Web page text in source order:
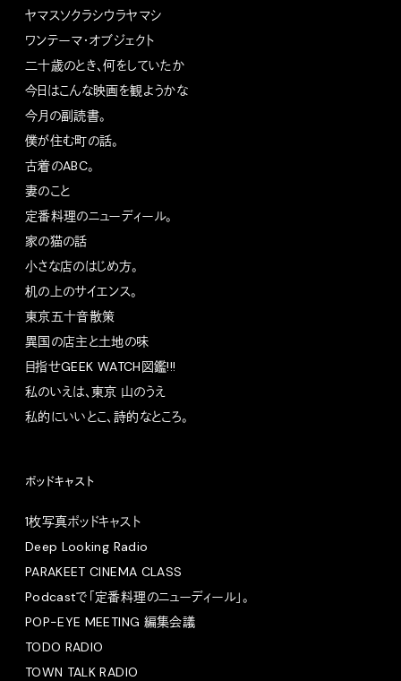
ヤマスソクラシウラヤマシ
ワンテーマ・オブジェクト
二十歳のとき、何をしていたか
今日はこんな映画を観ようかな
今月の副読書。
僕が住む町の話。
古着のABC。
妻のこと
定番料理のニューディール。
家の猫の話
小さな店のはじめ方。
机の上のサイエンス。
東京五十音散策
異国の店主と土地の味
目指せGEEK WATCH図鑑!!!
私のいえは、東京 山のうえ
私的にいいとこ、詩的なところ。
ポッドキャスト
1枚写真ポッドキャスト
Deep Looking Radio
PARAKEET CINEMA CLASS
Podcastで「定番料理のニューディール」。
POP-EYE MEETING 編集会議
TODO RADIO
TOWN TALK RADIO